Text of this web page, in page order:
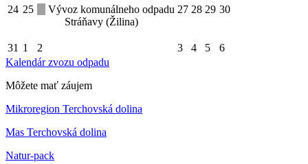
24 25
Vývoz komunálneho odpadu
Stráňavy (Žilina)
27 28 29 30
31 1 2 3 4 5
6
Kalendár zvozu odpadu
Môžete mať záujem
Mikroregion Terchovská dolina
Mas Terchovská dolina
Natur-pack